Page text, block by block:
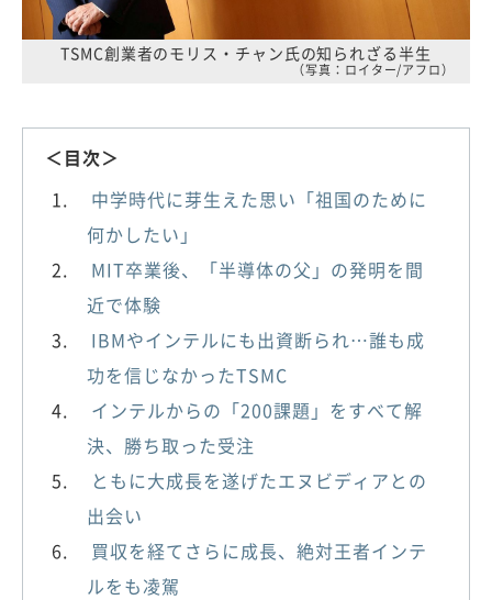
TSMC創業者のモリス・チャン氏の知られざる半生
（写真：ロイター/アフロ）
＜目次＞
中学時代に芽生えた思い「祖国のために
何かしたい」
MIT卒業後、「半導体の父」の発明を間
近で体験
IBMやインテルにも出資断られ…誰も成
功を信じなかったTSMC
インテルからの「200課題」をすべて解
決、勝ち取った受注
ともに大成長を遂げたエヌビディアとの
出会い
買収を経てさらに成長、絶対王者インテ
ルをも凌駕